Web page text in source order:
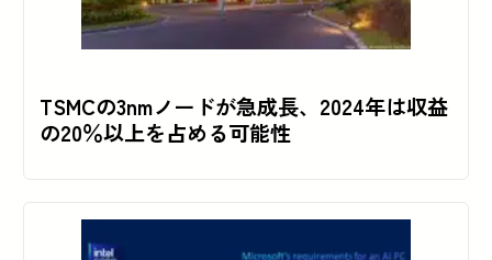
TSMCの3nmノードが急成長、2024年は収益
の20％以上を占める可能性